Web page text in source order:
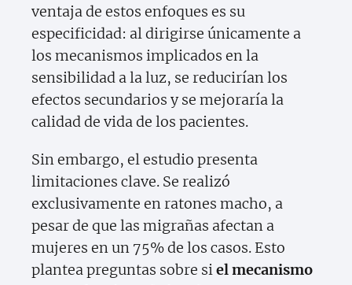
ventaja de estos enfoques es su
especificidad: al dirigirse únicamente a
los mecanismos implicados en la
sensibilidad a la luz, se reducirían los
efectos secundarios y se mejoraría la
calidad de vida de los pacientes.
Sin embargo, el estudio presenta
limitaciones clave. Se realizó
exclusivamente en ratones macho, a
pesar de que las migrañas afectan a
mujeres en un 75% de los casos. Esto
plantea preguntas sobre siel mecanismo